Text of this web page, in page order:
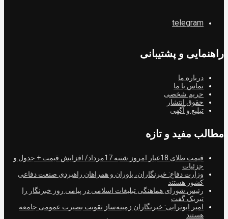
telegram
راهنمایی و پشتیبانی
درباره ما
تماس با ما
حریم شخصی
حقوق انتشار
تبلیغ و آگهی
مطالب مفید و تازه
قیمت طلای 18عیار امروز شنبه 17مرداد/ افزایش قیمت + جدول و
جزئیات
وزارت دفاع: خبرنگاران، یاوران و همراهان راهبردی صنعت دفاعی
کشور هستند
رئیس شورای هماهنگی تبلیغات اسلامی در پیامی روز خبرنگار را
تبریک گفت
امیر ابوترابی: خبرنگاران زمینه‌ساز تقویت بصیرت عمومی جامعه
هستند